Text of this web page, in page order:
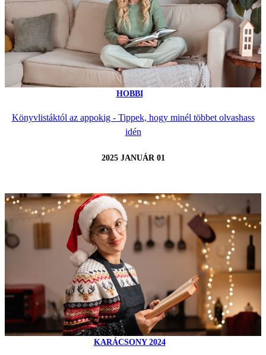
HOBBI
Könyvlistáktól az appokig - Tippek, hogy minél többet olvashass
idén
2025 JANUÁR 01
KARÁCSONY 2024